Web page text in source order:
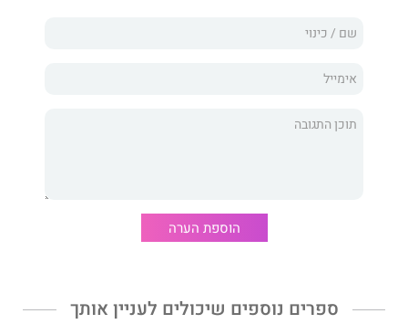
הוספת הערה
ספרים נוספים שיכולים לעניין אותך